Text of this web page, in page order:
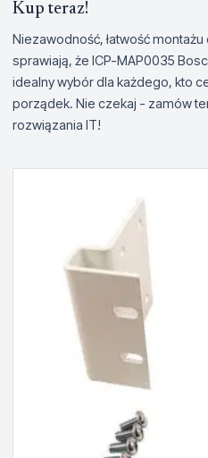
Kup teraz!
Niezawodność, łatwość
sprawiają, że ICP-MAP0035
idealny wybór dla każdego, kto
porządek. Nie czekaj - zamów
rozwiązania IT!